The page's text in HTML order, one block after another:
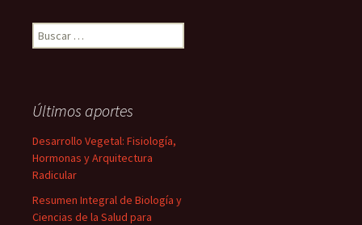
Buscar:
Últimos aportes
Desarrollo Vegetal: Fisiología,
Hormonas y Arquitectura
Radicular
Resumen Integral de Biología y
Ciencias de la Salud para